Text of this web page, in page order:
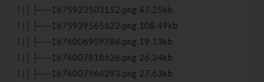
| | | ├──1675923503152.png 47.25kb
| | | ├──1675939565622.png 108.49kb
| | | ├──1676006959784.png 19.13kb
| | | ├──1676007818626.png 26.34kb
| | | ├──1676007964293.png 27.63kb